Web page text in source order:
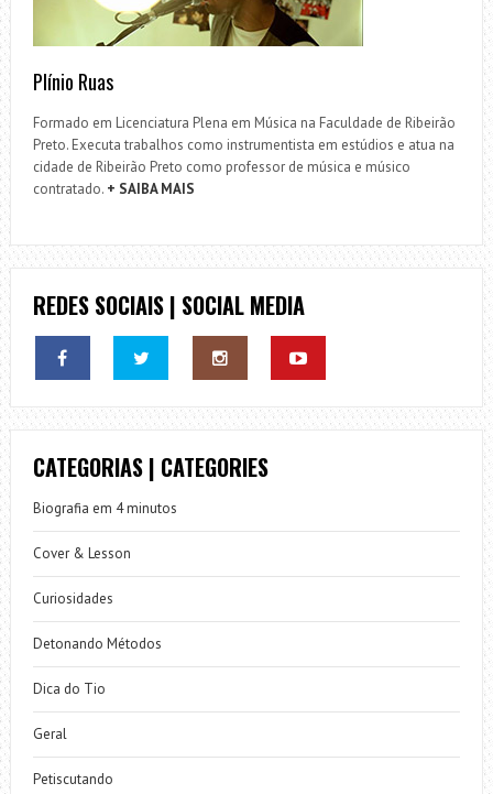
Plínio Ruas
Formado em Licenciatura Plena em Música na Faculdade de Ribeirão
Preto. Executa trabalhos como instrumentista em estúdios e atua na
cidade de Ribeirão Preto como professor de música e músico
contratado. + SAIBA MAIS
REDES SOCIAIS | SOCIAL MEDIA
CATEGORIAS | CATEGORIES
Biografia em 4 minutos
Cover & Lesson
Curiosidades
Detonando Métodos
Dica do Tio
Geral
Petiscutando